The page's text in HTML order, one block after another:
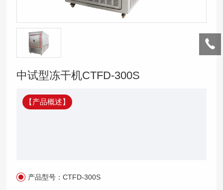
中试型冻干机CTFD-300S
【产品概述】
产品型号：CTFD-300S